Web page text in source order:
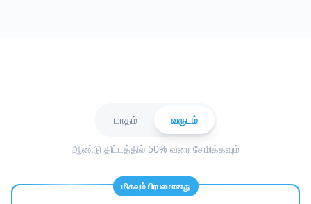
மாதம் வருடம்
ஆண்டு திட்டத்தில் 50% வரை சேமிக்கவும்
மிகவும் பிரபலமானது